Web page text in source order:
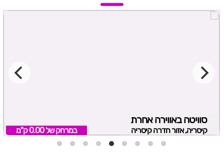
סוויטה באווירה אחרת
קיסריה, אזור חדרה קיסריה במרחק של 0.00 ק"מ